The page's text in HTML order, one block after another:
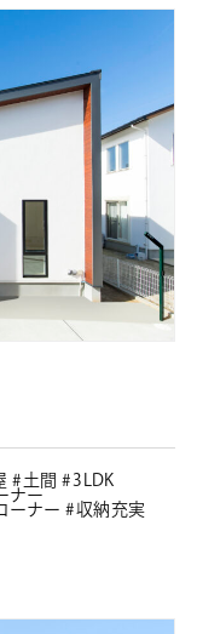
土間
3LDK
ナー
ーナー
収納充実